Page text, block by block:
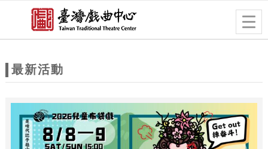
站
題
跳到主要內容
網站導覽
最新活動